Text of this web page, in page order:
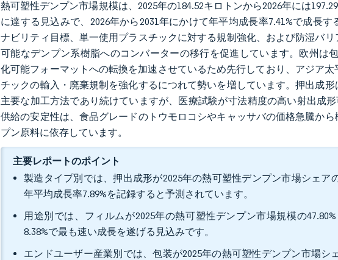
熱可塑性デンプン市場規模は、2025年の184.52キロトンから2026年には
に達する見込みで、2026年から2031年にかけて年平均成長率7.41%で成長
ナビリティ目標、単一使用プラスチックに対する規制強化、および防湿バ
可能なデンプン系樹脂へのコンバーターの移行を促進しています。欧州は
化可能フォーマットへの転換を加速させているため先行しており、アジア
チックの輸入・廃棄規制を強化するにつれて勢いを増しています。押出成
主要な加工方法であり続けていますが、医療試験が寸法精度の高い射出成
供給の安定性は、食品グレードのトウモロコシやキャッサバの価格急騰か
プン原料に依存しています。
主要レポートのポイント
製造タイプ別では、押出成形が2025年の熱可塑性デンプン市場シェア
年平均成長率7.89%を記録すると予測されています。
用途別では、フィルムが2025年の熱可塑性デンプン市場規模の
8.38%で最も速い成長を遂げる見込みです。
エンドユーザー産業別では、包装が2025年の熱可塑性デンプン市場シ